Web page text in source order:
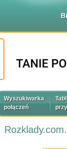
Wyszukiwarka
połączeń